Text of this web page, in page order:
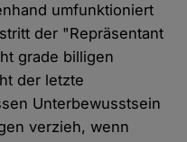
umfunktioniert
der "Repräsentant
grade billigen
der letzte
Unterbewusstsein
verzieh, wenn